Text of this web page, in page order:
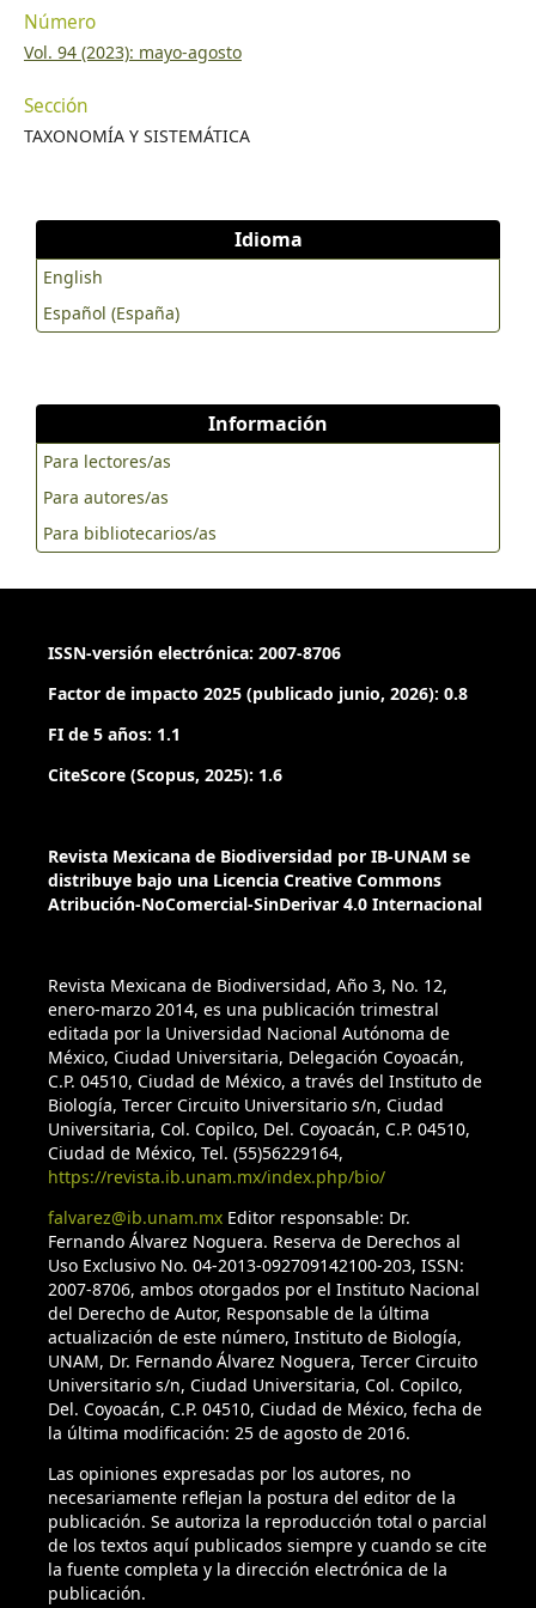
New York, USA.
Número
Vol. 94 (2023): mayo-agosto
Sección
TAXONOMÍA Y SISTEMÁTICA
Idioma
English
Español (España)
Información
Para lectores/as
Para autores/as
Para bibliotecarios/as
ISSN-versión electrónica: 2007-8706
Factor de impacto 2025 (publicado junio, 2026): 0.8
FI de 5 años: 1.1
CiteScore (Scopus, 2025): 1.6
Revista Mexicana de Biodiversidad por IB-UNAM se
distribuye bajo una Licencia Creative Commons
Atribución-NoComercial-SinDerivar 4.0 Internacional
Revista Mexicana de Biodiversidad, Año 3, No. 12,
enero-marzo 2014, es una publicación trimestral
editada por la Universidad Nacional Autónoma de
México, Ciudad Universitaria, Delegación Coyoacán,
C.P. 04510, Ciudad de México, a través del Instituto de
Biología, Tercer Circuito Universitario s/n, Ciudad
Universitaria, Col. Copilco, Del. Coyoacán, C.P. 04510,
Ciudad de México, Tel. (55)56229164,
https://revista.ib.unam.mx/index.php/bio/
falvarez@ib.unam.mxEditor responsable: Dr.
Fernando Álvarez Noguera. Reserva de Derechos al
Uso Exclusivo No. 04-2013-092709142100-203, ISSN:
2007-8706, ambos otorgados por el Instituto Nacional
del Derecho de Autor, Responsable de la última
actualización de este número, Instituto de Biología,
UNAM, Dr. Fernando Álvarez Noguera, Tercer Circuito
Universitario s/n, Ciudad Universitaria, Col. Copilco,
Del. Coyoacán, C.P. 04510, Ciudad de México, fecha de
la última modificación: 25 de agosto de 2016.
Las opiniones expresadas por los autores, no
necesariamente reflejan la postura del editor de la
publicación. Se autoriza la reproducción total o parcial
de los textos aquí publicados siempre y cuando se cite
la fuente completa y la dirección electrónica de la
publicación.